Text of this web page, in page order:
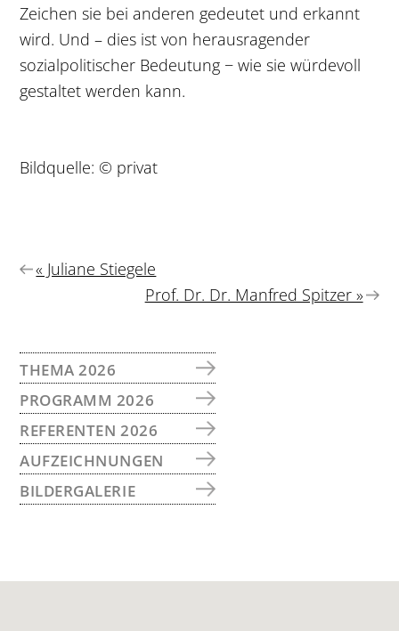
Zeichen sie bei anderen gedeutet und erkannt
wird. Und – dies ist von herausragender
sozialpolitischer Bedeutung − wie sie würdevoll
gestaltet werden kann.
Bildquelle: © privat
Vorheriger
« Juliane Stiegele
Nächster
Prof. Dr. Dr. Manfred Spitzer »
SEITENSPALTE
THEMA 2026
PROGRAMM 2026
REFERENTEN 2026
AUFZEICHNUNGEN
BILDERGALERIE